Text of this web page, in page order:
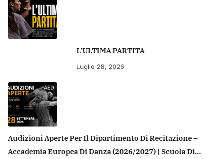
L’ULTIMA PARTITA
Luglio 28, 2026
Audizioni Aperte Per Il Dipartimento Di Recitazione –
Accademia Europea Di Danza (2026/2027) | Scuola Di